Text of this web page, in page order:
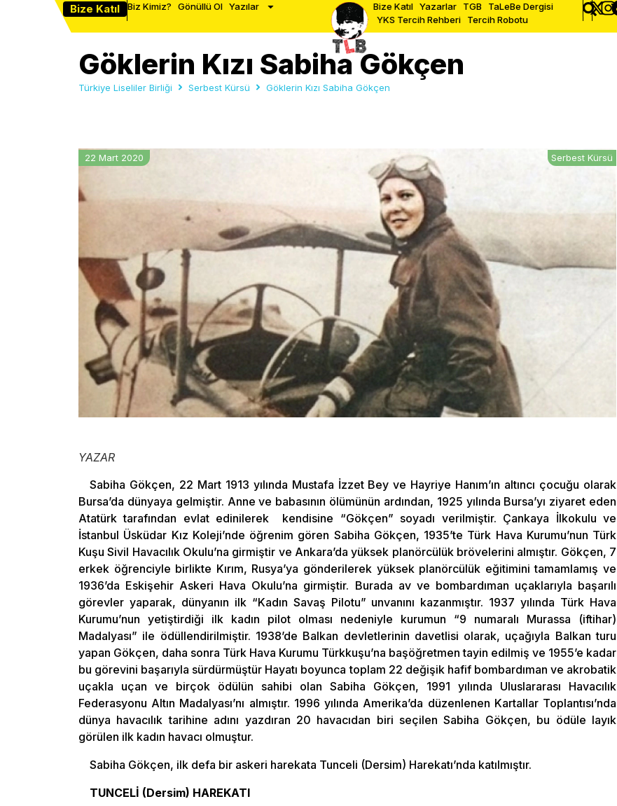
Bize Katıl Biz Kimiz? Gönüllü Ol Yazılar Bize Katıl Yazarlar TGB TaLeBe Dergisi
YKS Tercih Rehberi Tercih Robotu
Göklerin Kızı Sabiha Gökçen
Türkiye Liseliler Birliği Serbest Kürsü Göklerin Kızı Sabiha Gökçen
22 Mart 2020 Serbest Kürsü
YAZAR
Sabiha Gökçen, 22 Mart 1913 yılında Mustafa İzzet Bey ve Hayriye Hanım’ın altıncı çocuğu olarak
Bursa’da dünyaya gelmiştir. Anne ve babasının ölümünün ardından, 1925 yılında Bursa’yı ziyaret eden
Atatürk tarafından evlat edinilerek kendisine “Gökçen” soyadı verilmiştir. Çankaya İlkokulu ve
İstanbul Üsküdar Kız Koleji’nde öğrenim gören Sabiha Gökçen, 1935’te Türk Hava Kurumu’nun Türk
Kuşu Sivil Havacılık Okulu’na girmiştir ve Ankara’da yüksek planörcülük brövelerini almıştır. Gökçen, 7
erkek öğrenciyle birlikte Kırım, Rusya’ya gönderilerek yüksek planörcülük eğitimini tamamlamış ve
1936’da Eskişehir Askeri Hava Okulu’na girmiştir. Burada av ve bombardıman uçaklarıyla başarılı
görevler yaparak, dünyanın ilk “Kadın Savaş Pilotu” unvanını kazanmıştır. 1937 yılında Türk Hava
Kurumu’nun yetiştirdiği ilk kadın pilot olması nedeniyle kurumun “9 numaralı Murassa (iftihar)
Madalyası” ile ödüllendirilmiştir. 1938’de Balkan devletlerinin davetlisi olarak, uçağıyla Balkan turu
yapan Gökçen, daha sonra Türk Hava Kurumu Türkkuşu’na başöğretmen tayin edilmiş ve 1955’e kadar
bu görevini başarıyla sürdürmüştür Hayatı boyunca toplam 22 değişik hafif bombardıman ve akrobatik
uçakla uçan ve birçok ödülün sahibi olan Sabiha Gökçen, 1991 yılında Uluslararası Havacılık
Federasyonu Altın Madalyası’nı almıştır. 1996 yılında Amerika’da düzenlenen Kartallar Toplantısı’nda
dünya havacılık tarihine adını yazdıran 20 havacıdan biri seçilen Sabiha Gökçen, bu ödüle layık
görülen ilk kadın havacı olmuştur.
Sabiha Gökçen, ilk defa bir askeri harekata Tunceli (Dersim) Harekatı’nda katılmıştır.
TUNCELİ (Dersim) HAREKATI